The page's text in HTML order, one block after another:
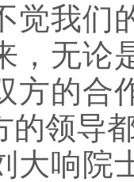
觉我们
，无论
方的
的领导
响院士